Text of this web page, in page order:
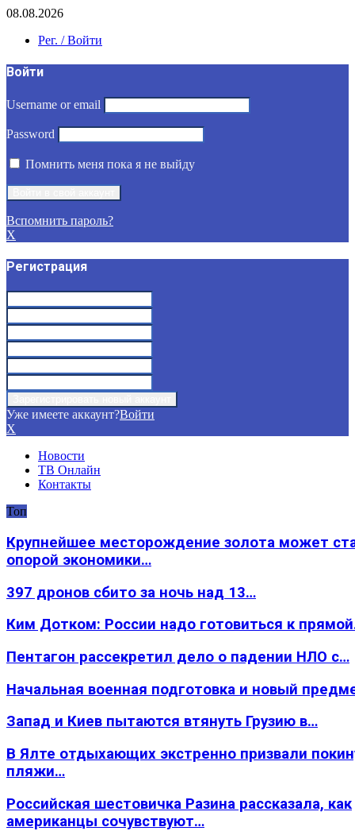
08.08.2026
Рег. / Войти
Войти
Username or email
Password
Помнить меня пока я не выйду
Вспомнить пароль?
X
Регистрация
Уже имеете аккаунт?Войти
X
Новости
ТВ Онлайн
Контакты
Топ
Крупнейшее месторождение золота может
опорой экономики…
397 дронов сбито за ночь над 13…
Ким Дотком: России надо готовиться к
Пентагон рассекретил дело о падении НЛО с…
Начальная военная подготовка и новый
Запад и Киев пытаются втянуть Грузию в…
В Ялте отдыхающих экстренно призвали
пляжи…
Российская шестовичка Разина рассказала, как
американцы сочувствуют…